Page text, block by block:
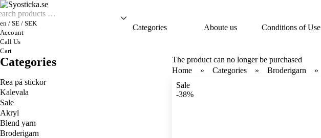
en / SE / SEK
Account
Call Us
Cart
Categories Aboute us Conditions of Use
Categories
Rea på stickor
Kalevala
Sale
Akryl
Blend yarn
Broderigarn
The product can no longer be purchased
Home
Categories Broderigarn
Sale
-38%